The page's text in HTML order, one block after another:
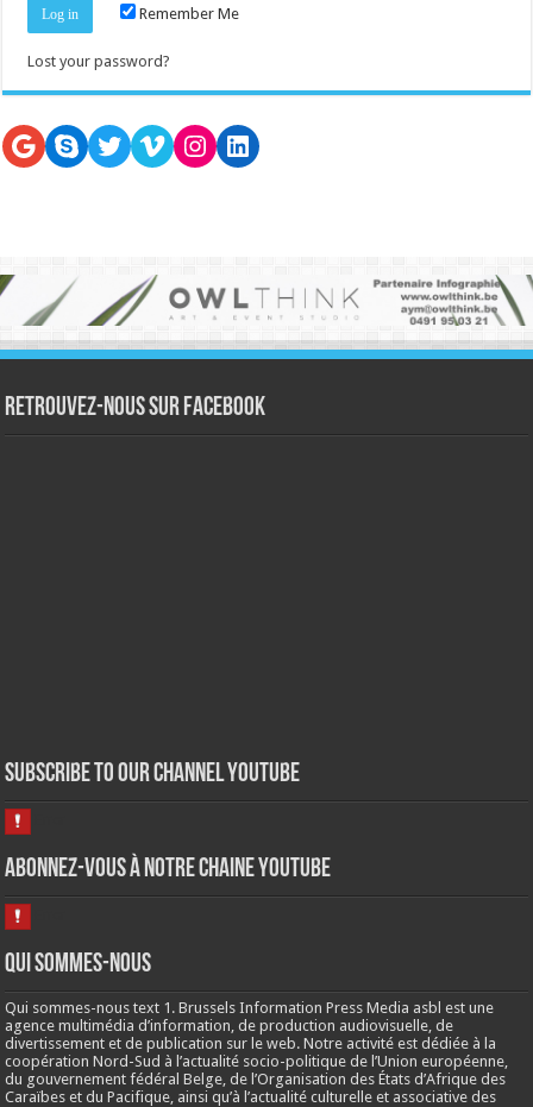
Remember Me
Lost your password?
Google
SkypeTwitter
VimeoInstagram
LinkedIn
Retrouvez-nous sur Facebook
Subscribe to our Channel Youtube
Abonnez-vous à notre chaine Youtube
Qui sommes-nous
Qui sommes-nous text 1. Brussels Information Press Media asbl est une
agence multimédia d’information, de production audiovisuelle, de
divertissement et de publication sur le web. Notre activité est dédiée à la
coopération Nord-Sud à l’actualité socio-politique de l’Union européenne,
du gouvernement fédéral Belge, de l’Organisation des États d’Afrique des
Caraïbes et du Pacifique, ainsi qu’à l’actualité culturelle et associative des